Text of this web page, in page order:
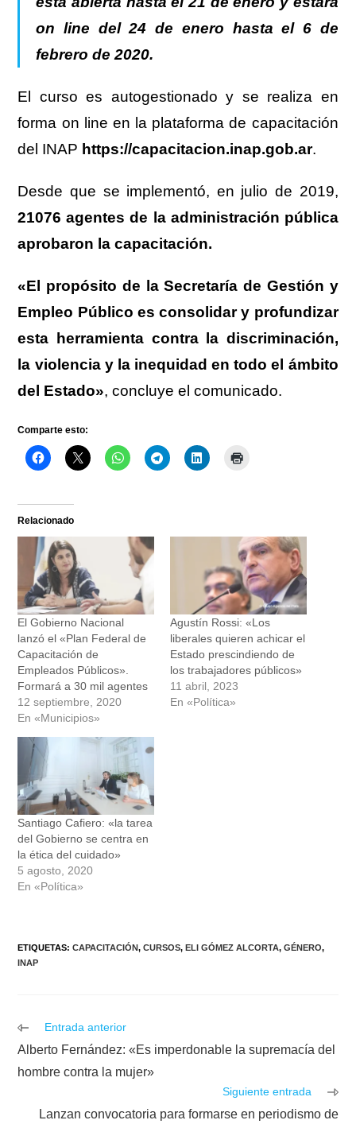
on line del 24 de enero hasta el 6 de
febrero de 2020.
El curso es autogestionado y se realiza en
forma on line en la plataforma de capacitación
del INAP https://capacitacion.inap.gob.ar.
Desde que se implementó, en julio de 2019,
21076 agentes de la administración pública
aprobaron la capacitación.
«El propósito de la Secretaría de Gestión y
Empleo Público es consolidar y profundizar
esta herramienta contra la discriminación,
la violencia y la inequidad en todo el ámbito
del Estado», concluye el comunicado.
Comparte esto:
Relacionado
El Gobierno Nacional
lanzó el «Plan Federal de
Capacitación de
Empleados Públicos».
Formará a 30 mil agentes
12 septiembre, 2020
En «Municipios»
Agustín Rossi: «Los
liberales quieren achicar el
Estado prescindiendo de
los trabajadores públicos»
11 abril, 2023
En «Política»
Santiago Cafiero: «la tarea
del Gobierno se centra en
la ética del cuidado»
5 agosto, 2020
En «Política»
ETIQUETAS:CAPACITACIÓN, CURSOS, ELI GÓMEZ ALCORTA, GÉNERO,
INAP
Leer
artículos
Entrada anterior
Alberto Fernández: «Es imperdonable la supremacía del
hombre contra la mujer»
Siguiente entrada
Lanzan convocatoria para formarse en periodismo de